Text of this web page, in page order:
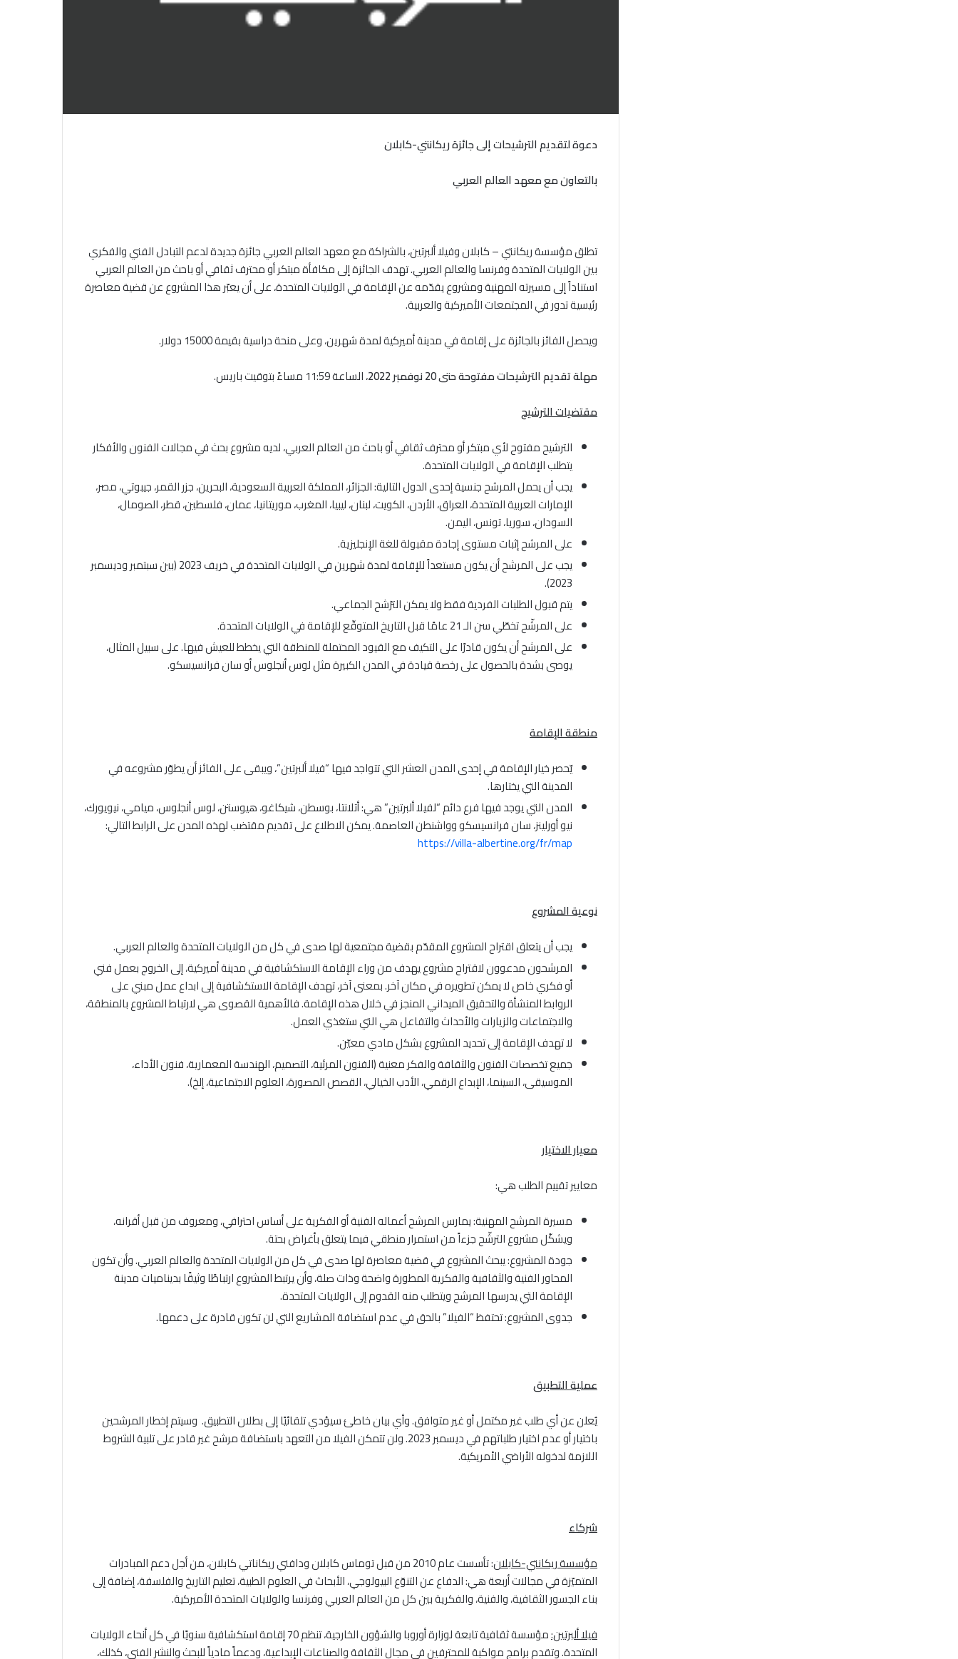
دعوة لتقديم الترشيحات إلى جائزةريكانتي-كابلان
بالتعاون مع معهد العالم العربي
تطلق مؤسسة ريكانتي – كابلان وفيلا ألبرتين، بالشراكة مع معهد العالم العربي جائزة جديدة لدعم التبادل الفني والفكري
بين الولايات المتحدة وفرنسا والعالم العربي. تهدف الجائزة إلى مكافأة مبتكر أو محترف ثقافي أو باحث من العالم العربي
استناداً إلى مسيرته المهنية ومشروع يقدّمه عن الإقامة في الولايات المتحدة، على أن يعبّر هذا المشروع عن قضية معاصرة
رئيسية تدور في المجتمعات الأميركية والعربية.
ويحصل الفائز بالجائزة على إقامة في مدينة أميركية لمدة شهرين، وعلى منحة دراسية بقيمة 15000 دولار.
مهلة تقديم الترشيحات مفتوحة حتى 20 نوفمبر 2022
، الساعة 11:59 مساءً بتوقيت باريس.
مقتضيات الترشيح
الترشيح مفتوح لأي مبتكر أو محترف ثقافي أو باحث من العالم العربي، لديه مشروع بحث في مجالات الفنون والأفكار
يتطلب الإقامة في الولايات المتحدة.
يجب أن يحمل المرشح جنسية إحدى الدول التالية: الجزائر، المملكة العربية السعودية، البحرين، جزر القمر، جيبوتي، مصر،
الإمارات العربية المتحدة، العراق، الأردن، الكويت، لبنان، ليبيا، المغرب، موريتانيا، عمان، فلسطين، قطر، الصومال،
السودان، سوريا، تونس، اليمن.
على المرشح إثبات مستوى إجادة مقبولة للغة الإنجليزية.
يجب على المرشح أن يكون مستعداً للإقامة لمدة شهرين في الولايات المتحدة في خريف 2023 (بين سبتمبر وديسمبر
2023).
يتم قبول الطلبات الفردية فقط ولا يمكن الترّشح الجماعي.
على المرشّح تخطّي سن الـ 21 عامًا قبل التاريخ المتوقّع للإقامة في الولايات المتحدة.
على المرشح أن يكون قادرًا على التكيف مع القيود المحتملة للمنطقة التي يخطط للعيش فيها. على سبيل المثال،
يوصى بشدة بالحصول على رخصة قيادة في المدن الكبيرة مثل لوس أنجلوس أو سان فرانسيسكو.
منطقة الإقامة
يّحصر خيار الإقامة في إحدى المدن العشر التي تتواجد فيها “فيلا ألبرتين”، ويبقى على الفائز أن يطوّر مشروعه في
المدينة التي يختارها.
المدن التي يوجد فيها فرع دائم “لفيلا ألبرتين” هي: أتلانتا، بوسطن، شيكاغو، هيوستن، لوس أنجلوس، ميامي، نيويورك،
نيو أورلينز، سان فرانسيسكو وواشنطن العاصمة. يمكن الاطلاع على تقديم مقتضب لهذه المدن على الرابط التالي:
https://villa-albertine.org/fr/map
نوعية المشروع
يجب أن يتعلق اقتراح المشروع المقدّم بقضية مجتمعية لها صدى في كل من الولايات المتحدة والعالم العربي.
المرشحون مدعوون لاقتراح مشروع يهدف من وراء الإقامة الاستكشافية في مدينة أميركية، إلى الخروج بعمل فني
أو فكري خاص لا يمكن تطويره في مكان آخر. بمعنى آخر، تهدف الإقامة الاستكشافية إلى ابداع عمل مبني على
الروابط المنشأة والتحقيق الميداني المنجز في خلال هذه الإقامة. فالأهمية القصوى هي لارتباط المشروع بالمنطقة،
والاجتماعات والزيارات والأحداث والتفاعل هي التي ستغذي العمل.
لا تهدف الإقامة إلى تحديد المشروع بشكل مادي معيّن.
جميع تخصصات الفنون والثقافة والفكر معنية (الفنون المرئية، التصميم، الهندسة المعمارية، فنون الأداء،
الموسيقى، السينما، الإبداع الرقمي، الأدب الخيالي، القصص المصورة، العلوم الاجتماعية، إلخ).
معيار الاختيار
معايير تقييم الطلب هي:
مسيرة المرشح المهنية: يمارس المرشح أعماله الفنية أو الفكرية على أساس احترافي، ومعروف من قبل أقرانه،
ويشكّل مشروع الترشّح جزءاً من استمرار منطقي فيما يتعلق بأغراض بحتة.
جودة المشروع: يبحث المشروع في قضية معاصرة لها صدى في كل من الولايات المتحدة والعالم العربي. وأن تكون
المحاور الفنية والثقافية والفكرية المطورة واضحة وذات صلة، وأن يرتبط المشروع ارتباطًا وثيقًا بديناميات مدينة
الإقامة التي يدرسها المرشح ويتطلب منه القدوم إلى الولايات المتحدة.
جدوى المشروع: تحتفظ “الفيلا” بالحق في عدم استضافة المشاريع التي لن تكون قادرة على دعمها.
عملية التطبيق
يُعلن عن أي طلب غير مكتمل أو غير متوافق. وأي بيان خاطئ سيؤدي تلقائيًا إلى بطلان التطبيق. وسيتم إخطار المرشحين
باختيار أو عدم اختيار طلباتهم في ديسمبر 2023. ولن تتمكن الفيلا من التعهد باستضافة مرشح غير قادر على تلبية الشروط
اللازمة لدخوله الأراضي الأمريكية.
شركاء
مؤسسة ريكانتي-كابلان
: تأسست عام 2010 من قبل توماس كابلان ودافني ريكاناتي كابلان، من أجل دعم المبادرات
المتميّزة في مجالات أربعة هي: الدفاع عن التنوّع البيولوجي، الأبحاث في العلوم الطبية، تعليم التاريخ والفلسفة، إضافة إلى
بناء الجسور الثقافية، والفنية، والفكرية بين كل من العالم العربي وفرنسا والولايات المتحدة الأميركية.
فيلا ألبرتين:
مؤسسة ثقافية تابعة لوزارة أوروبا والشؤون الخارجية، تنظم 70 إقامة استكشافية سنويًا في كل أنحاء الولايات
المتحدة. وتقدم برامج مواكبة للمحترفين في مجال الثقافة والصناعات الإبداعية، ودعماً مادياً للبحث والنشر الفني، كذلك،